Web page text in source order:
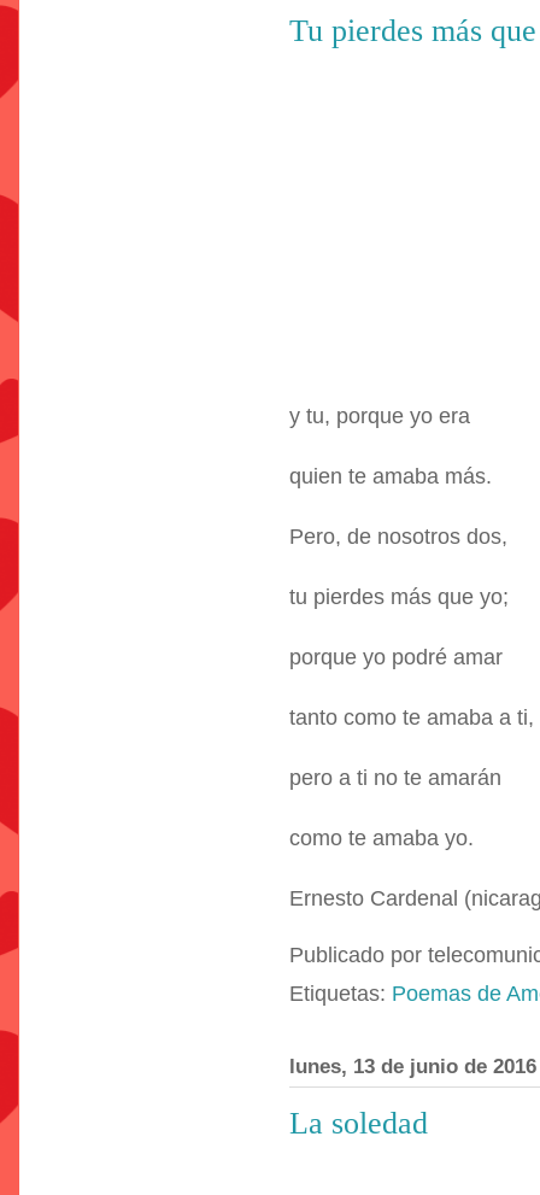
Tu pierdes más
y tu, porque yo era
quien te amaba más.
Pero, de nosotros dos,
tu pierdes más que yo;
porque yo podré amar
tanto como te amaba a ti,
pero a ti no te amarán
como te amaba yo.
Ernesto Cardenal
Publicado por
Etiquetas: Poemas de
lunes, 13 de junio de 2016
La soledad